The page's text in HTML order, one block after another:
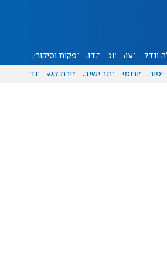
ונדל"ן דעות אוכל יהדות הפקות וסיקורים
ספורט פורומים אתר ישיבה יצירת קשר עוד